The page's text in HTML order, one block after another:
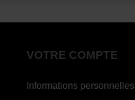
VOTRE COMPTE
Informations personnelles